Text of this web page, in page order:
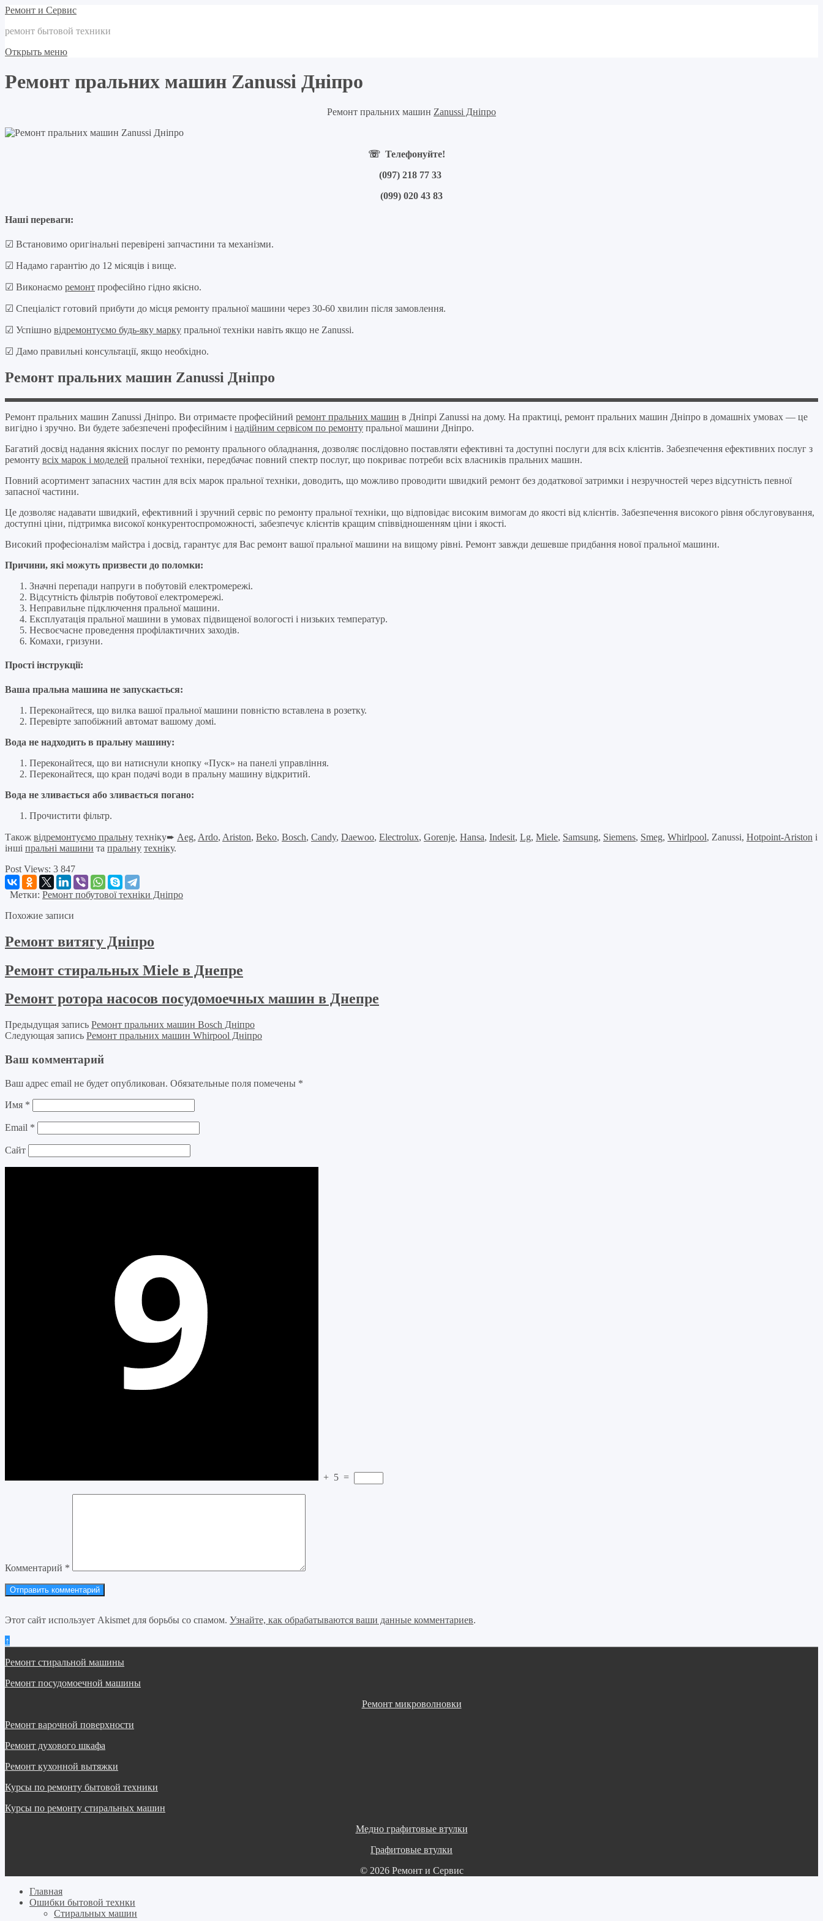
Ремонт и Сервис
ремонт бытовой техники
Открыть меню
Ремонт пральних машин Zanussi Дніпро
Ремонт пральних машин Zanussi Дніпро
☏ Телефонуйте!
(097) 218 77 33
(099) 020 43 83
Наші переваги:
☑ Встановимо оригінальні перевірені запчастини та механізми.
☑ Надамо гарантію до 12 місяців і вище.
☑ Виконаємо ремонт професійно гідно якісно.
☑ Спеціаліст готовий прибути до місця ремонту пральної машини через 30-60 хвилин після замовлення.
☑ Успішно відремонтуємо будь-яку марку пральної техніки навіть якщо не Zanussi.
☑ Дамо правильні консультації, якщо необхідно.
Ремонт пральних машин Zanussi Дніпро
Ремонт пральних машин Zanussi Дніпро. Ви отримаєте професійний ремонт пральних машин в Дніпрі Zanussi на дому. На практиці, ремонт пральних машин Дніпро в домашніх умовах — це
вигідно і зручно. Ви будете забезпечені професійним і надійним сервісом по ремонту пральної машини Дніпро.
Багатий досвід надання якісних послуг по ремонту прального обладнання, дозволяє послідовно поставляти ефективні та доступні послуги для всіх клієнтів. Забезпечення ефективних послуг з
ремонту всіх марок і моделей пральної техніки, передбачає повний спектр послуг, що покриває потреби всіх власників пральних машин.
Повний асортимент запасних частин для всіх марок пральної техніки, доводить, що можливо проводити швидкий ремонт без додаткової затримки і незручностей через відсутність певної
запасної частини.
Це дозволяє надавати швидкий, ефективний і зручний сервіс по ремонту пральної техніки, що відповідає високим вимогам до якості від клієнтів. Забезпечення високого рівня обслуговування,
доступні ціни, підтримка високої конкурентоспроможності, забезпечує клієнтів кращим співвідношенням ціни і якості.
Високий професіоналізм майстра і досвід, гарантує для Вас ремонт вашої пральної машини на вищому рівні. Ремонт завжди дешевше придбання нової пральної машини.
Причини, які можуть призвести до поломки:
Значні перепади напруги в побутовій електромережі.
Відсутність фільтрів побутової електромережі.
Неправильне підключення пральної машини.
Експлуатація пральної машини в умовах підвищеної вологості і низьких температур.
Несвоєчасне проведення профілактичних заходів.
Комахи, гризуни.
Прості інструкції:
Ваша пральна машина не запускається:
Переконайтеся, що вилка вашої пральної машини повністю вставлена ​​в розетку.
Перевірте запобіжний автомат вашому домі.
Вода не надходить в пральну машину:
Переконайтеся, що ви натиснули кнопку «Пуск» на панелі управління.
Переконайтеся, що кран подачі води в пральну машину відкритий.
Вода не зливається або зливається погано:
Прочистити фільтр.
Також відремонтуємо пральну техніку➨ Aeg, Ardo, Ariston, Beko, Bosch, Candy, Daewoo, Electrolux, Gorenje, Hansa, Indesit, Lg, Miele, Samsung, Siemens, Smeg, Whirlpool, Zanussi, Hotpoint-Ariston і
інші пральні машини та пральну техніку.
Post Views: 3 847
Метки: Ремонт побутової техніки Дніпро
Похожие записи
Ремонт витягу Дніпро
Ремонт стиральных Miele в Днепре
Ремонт ротора насосов посудомоечных машин в Днепре
Предыдущая запись Ремонт пральних машин Bosch Дніпро
Следующая запись Ремонт пральних машин Whirpool Дніпро
Ваш комментарий
Ваш адрес email не будет опубликован. Обязательные поля помечены *
Имя *
Email *
Сайт
+ 5 =
Комментарий *
Этот сайт использует Akismet для борьбы со спамом. Узнайте, как обрабатываются ваши данные комментариев.
↑
Ремонт стиральной машины
Ремонт посудомоечной машины
Ремонт микроволновки
Ремонт варочной поверхности
Ремонт духового шкафа
Ремонт кухонной вытяжки
Курсы по ремонту бытовой техники
Курсы по ремонту стиральных машин
Медно графитовые втулки
Графитовые втулки
© 2026 Ремонт и Сервис
Главная
Ошибки бытовой технки
Cтиральных машин